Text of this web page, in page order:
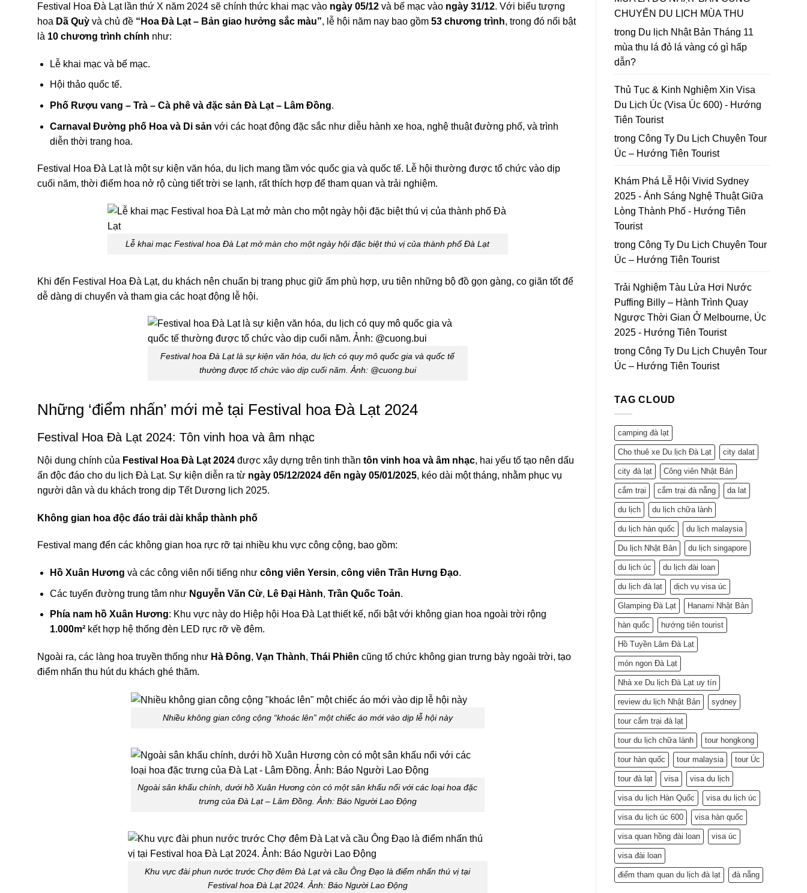
Festival Hoa Đà Lạt lần thứ X năm 2024 sẽ chính thức khai mạc vào ngày 05/12 và bế mạc vào ngày 31/12. Với biểu tượng
hoa Dã Quỳ và chủ đề “Hoa Đà Lạt – Bản giao hưởng sắc màu”, lễ hội năm nay bao gồm 53 chương trình, trong đó nổi bật
là 10 chương trình chính như:
Lễ khai mạc và bế mạc.
Hội thảo quốc tế.
Phố Rượu vang – Trà – Cà phê và đặc sản Đà Lạt – Lâm Đồng.
Carnaval Đường phố Hoa và Di sản với các hoạt động đặc sắc như diễu hành xe hoa, nghệ thuật đường phố, và trình
diễn thời trang hoa.
Festival Hoa Đà Lạt là một sự kiện văn hóa, du lịch mang tầm vóc quốc gia và quốc tế. Lễ hội thường được tổ chức vào dịp
cuối năm, thời điểm hoa nở rộ cùng tiết trời se lạnh, rất thích hợp để tham quan và trải nghiệm.
Lễ khai mạc Festival hoa Đà Lạt mở màn cho một ngày hội đặc biệt thú vị của thành phố Đà Lạt
Khi đến Festival Hoa Đà Lạt, du khách nên chuẩn bị trang phục giữ ấm phù hợp, ưu tiên những bộ đồ gọn gàng, co giãn tốt để
dễ dàng di chuyển và tham gia các hoạt động lễ hội.
Festival hoa Đà Lạt là sự kiện văn hóa, du lịch có quy mô quốc gia và quốc tế
thường được tổ chức vào dịp cuối năm. Ảnh: @cuong.bui
Những ‘điểm nhấn’ mới mẻ tại Festival hoa Đà Lạt 2024
Festival Hoa Đà Lạt 2024: Tôn vinh hoa và âm nhạc
Nội dung chính của Festival Hoa Đà Lạt 2024 được xây dựng trên tinh thần tôn vinh hoa và âm nhạc, hai yếu tố tạo nên dấu
ấn độc đáo cho du lịch Đà Lạt. Sự kiện diễn ra từ ngày 05/12/2024 đến ngày 05/01/2025, kéo dài một tháng, nhằm phục vụ
người dân và du khách trong dịp Tết Dương lịch 2025.
Không gian hoa độc đáo trải dài khắp thành phố
Festival mang đến các không gian hoa rực rỡ tại nhiều khu vực công cộng, bao gồm:
Hồ Xuân Hương và các công viên nổi tiếng như công viên Yersin, công viên Trần Hưng Đạo.
Các tuyến đường trung tâm như Nguyễn Văn Cừ, Lê Đại Hành, Trần Quốc Toản.
Phía nam hồ Xuân Hương: Khu vực này do Hiệp hội Hoa Đà Lạt thiết kế, nổi bật với không gian hoa ngoài trời rộng
1.000m²kết hợp hệ thống đèn LED rực rỡ về đêm.
Ngoài ra, các làng hoa truyền thống như Hà Đông, Vạn Thành, Thái Phiên cũng tổ chức không gian trưng bày ngoài trời, tạo
điểm nhấn thu hút du khách ghé thăm.
Nhiều không gian công cộng “khoác lên” một chiếc áo mới vào dịp lễ hội này
Ngoài sân khấu chính, dưới hồ Xuân Hương còn có một sân khấu nổi với các loại hoa đặc
trưng của Đà Lạt – Lâm Đồng. Ảnh: Báo Người Lao Động
Khu vực đài phun nước trước Chợ đêm Đà Lạt và cầu Ông Đạo là điểm nhấn thú vị tại
Festival hoa Đà Lạt 2024. Ảnh: Báo Người Lao Động
Hoa
Mai
Anh
Đào
năm
CHUYẾN DU LỊCH MÙA THU
trong Du lịch Nhật Bản Tháng 11
mùa thu lá đỏ lá vàng có gì hấp
dẫn?
Thủ Tục & Kinh Nghiệm Xin Visa
Du Lịch Úc (Visa Úc 600) - Hướng
Tiên Tourist
trong Công Ty Du Lịch Chuyên Tour
Úc – Hướng Tiên Tourist
Khám Phá Lễ Hội Vivid Sydney
2025 - Ánh Sáng Nghệ Thuật Giữa
Lòng Thành Phố - Hướng Tiên
Tourist
trong Công Ty Du Lịch Chuyên Tour
Úc – Hướng Tiên Tourist
Trải Nghiệm Tàu Lửa Hơi Nước
Puffing Billy – Hành Trình Quay
Ngược Thời Gian Ở Melbourne, Úc
2025 - Hướng Tiên Tourist
trong Công Ty Du Lịch Chuyên Tour
Úc – Hướng Tiên Tourist
TAG CLOUD
camping đà lạt
Cho thuê xe Du lịch Đà Lạt city dalat
city đà lạt Công viên Nhật Bản
cắm trại cắm trại đà nẵng da lat
du lịch du lịch chữa lành
du lịch hàn quốc du lịch malaysia
Du lịch Nhật Bản du lịch singapore
du lịch úc du lịch đài loan
du lịch đà lạt dịch vụ visa úc
Glamping Đà Lạt Hanami Nhật Bản
hàn quốc hướng tiên tourist
Hồ Tuyền Lâm Đà Lạt
món ngon Đà Lạt
Nhà xe Du lịch Đà Lạt uy tín
review du lịch Nhật Bản sydney
tour cắm trại đà lạt
tour du lịch chữa lành tour hongkong
tour hàn quốc tour malaysia tour Úc
tour đà lạt visa visa du lịch
visa du lịch Hàn Quốc visa du lịch úc
visa du lịch úc 600 visa hàn quốc
visa quan hồng đài loan visa úc
visa đài loan
điểm tham quan du lịch đà lạt đà nẵng